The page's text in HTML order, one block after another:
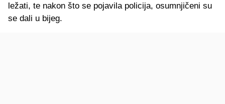
ležati, te nakon što se pojavila policija, osumnjičeni su
se dali u bijeg.